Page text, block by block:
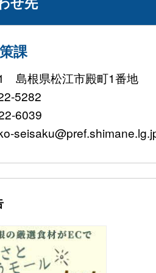
課
島根県松江市殿町1番地
5282
6039